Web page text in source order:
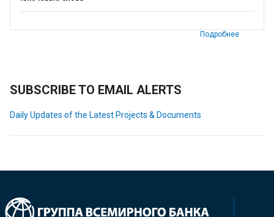
Подробнее
SUBSCRIBE TO EMAIL ALERTS
Daily Updates of the Latest Projects & Documents